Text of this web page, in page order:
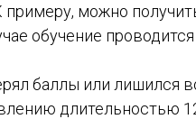
примеру, можно
обучение
баллы или лишился
длительностью